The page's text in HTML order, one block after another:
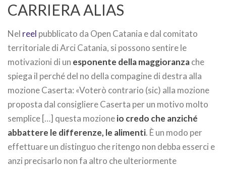
CARRIERA ALIAS
Nel reel pubblicato da Open Catania e dal comitato
territoriale di Arci Catania, si possono sentire le
motivazioni di un esponente della maggioranzache
spiega il perché del no della compagine di destra alla
mozione Caserta: «Voterò contrario (sic) alla mozione
proposta dal consigliere Caserta per un motivo molto
semplice […] questa mozioneio credo che anziché
abbattere le differenze, le alimenti. È un modo per
effettuare un distinguo che ritengo non debba esserci e
anzi precisarlo non fa altro che ulteriormente